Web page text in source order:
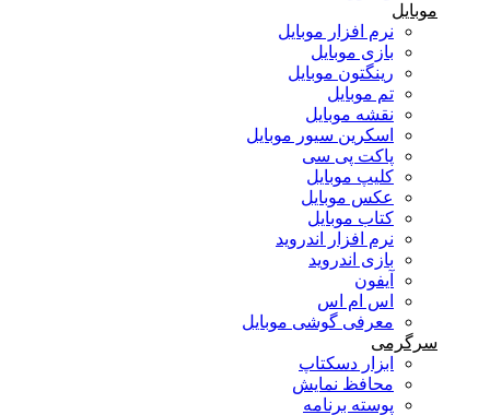
موبایل
نرم افزار موبایل
بازی موبایل
رینگتون موبایل
تم موبایل
نقشه موبایل
اسکرین سیور موبایل
پاکت پی سی
کلیپ موبایل
عکس موبایل
کتاب موبایل
نرم افزار اندروید
بازی اندروید
آیفون
اس ام اس
معرفی گوشی موبایل
سرگرمی
ابزار دسکتاپ
محافظ نمایش
پوسته برنامه